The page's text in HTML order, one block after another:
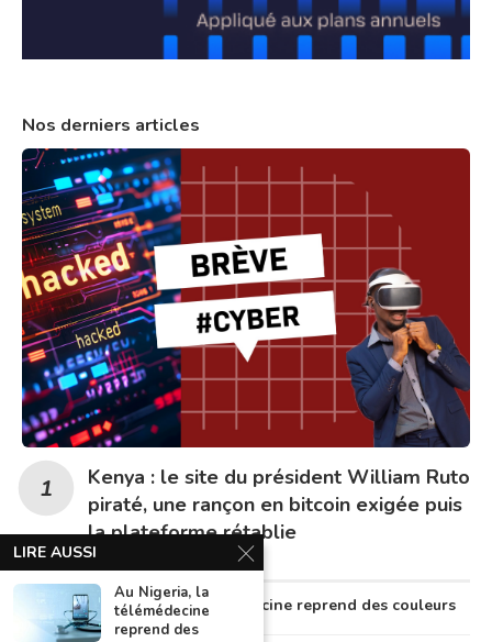
Nos derniers articles
Kenya : le site du président William Ruto
piraté, une rançon en bitcoin exigée puis
la plateforme rétablie
Au Nigeria, la télémédecine reprend des couleurs
LIRE AUSSI
Au Nigeria, la
télémédecine
reprend des